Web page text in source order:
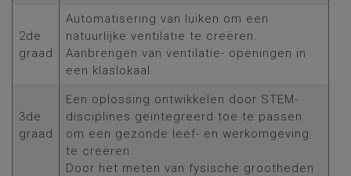
2de
graad
Automatisering van luiken om een
natuurlijke ventilatie te creëren.
Aanbrengen van ventilatie- openingen in
een klaslokaal.
3de
graad
Een oplossing ontwikkelen door STEM-
disciplines geïntegreerd toe te passen
om een gezonde leef- en werkomgeving
te creëren.
Door het meten van fysische grootheden